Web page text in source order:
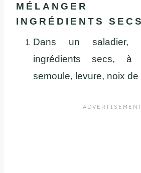
INGRÉDIENTS SECS
Dans un saladier,
ingrédients secs, à
semoule, levure, noix